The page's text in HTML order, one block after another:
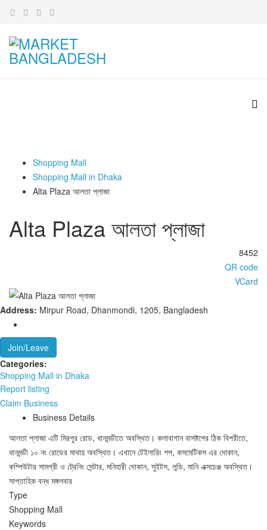
Shopping Mall
Shopping Mall in Dhaka
Alta Plaza আলতা প্লাজা
Alta Plaza আলতা প্লাজা
8452
QR code
VCard
Address: Mirpur Road, Dhanmondi, 1205, Bangladesh
Join/Leave
Categories:
Shopping Mall in Dhaka
Report listing
Claim Business
Business Details
আলতা প্লাজা এটি মিরপুর রোড, ধানমন্ডীতে অবস্থিত। কলাবাগান বাসষ্টপের ঠিক বিপরীতে,
ধানমন্ডী ১০ নং রোডের মাথায় অবস্থিত। এখানে টেইলারিং শপ, কসমেটিকস এর দোকান,
কম্পিউটার সামগ্রী ও ট্রেনিং সেন্টার, মনিহারী দোকান, সুইটস, লন্ডি, মানি এক্সচেঞ্জ অবস্থিত।
সাপ্তাহিক বন্ধ মঙ্গলবার
Type
Shopping Mall
Keywords